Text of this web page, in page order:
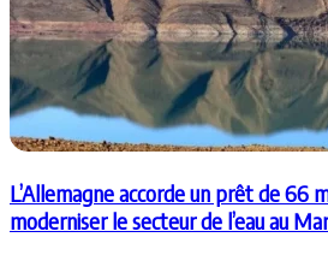
L’Allemagne accorde un prêt de 66
moderniser le secteur de l’eau au